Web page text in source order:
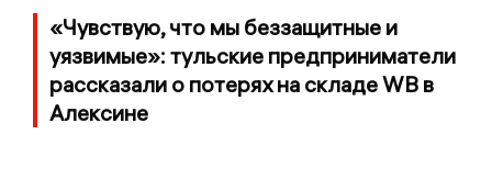
«Чувствую, что мы беззащитные и
уязвимые»: тульские предприниматели
рассказали о потерях на складе WB в
Алексине